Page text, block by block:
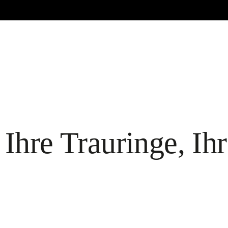
Ihre Trauringe,